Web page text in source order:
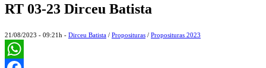
RT 03-23 Dirceu Batista
21/08/2023 - 09:21h - Dirceu Batista / Proposituras / Proposituras 2023